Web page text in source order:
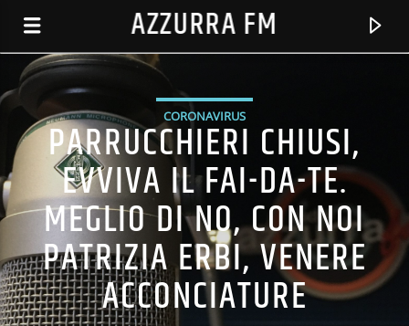
AZZURRA FM
CORONAVIRUS
PARRUCCHIERI CHIUSI,
EVVIVA IL FAI-DA-TE.
MEGLIO DI NO, CON NOI
PATRIZIA ERBI, VENERE
ACCONCIATURE